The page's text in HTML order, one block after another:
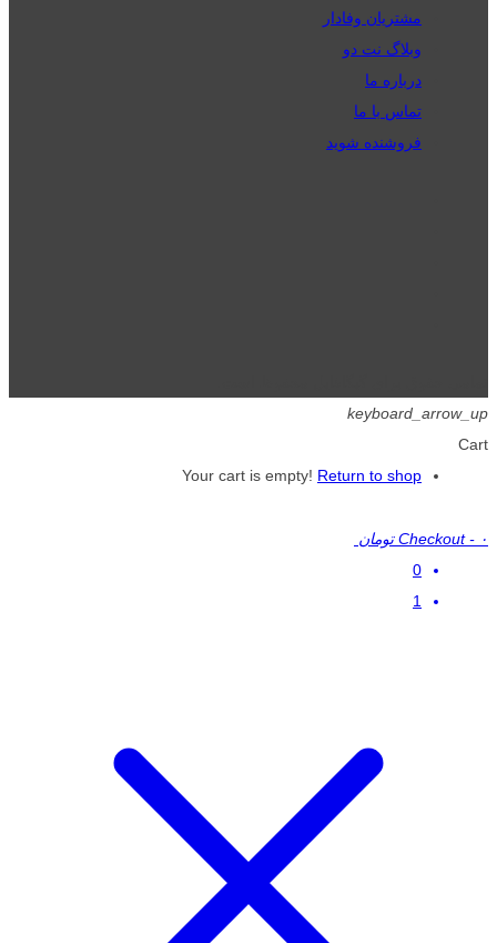
مشتریان وفادار
وبلاگ نت دو
درباره ما
تماس با ما
فروشنده شوید
keyboard_arrow_up
Cart
Your cart is empty! Return to shop
Checkout - ۰ تومان
0
1